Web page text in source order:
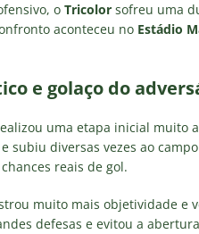
e cobra saídas de Zubeldía, Mário e
o Tricolor sofreu uma
aconteceu no Estádio
e golaço do
uma etapa inicial muito
subiu diversas vezes ao
reais de gol.
muito mais objetividade e
defesas e evitou a